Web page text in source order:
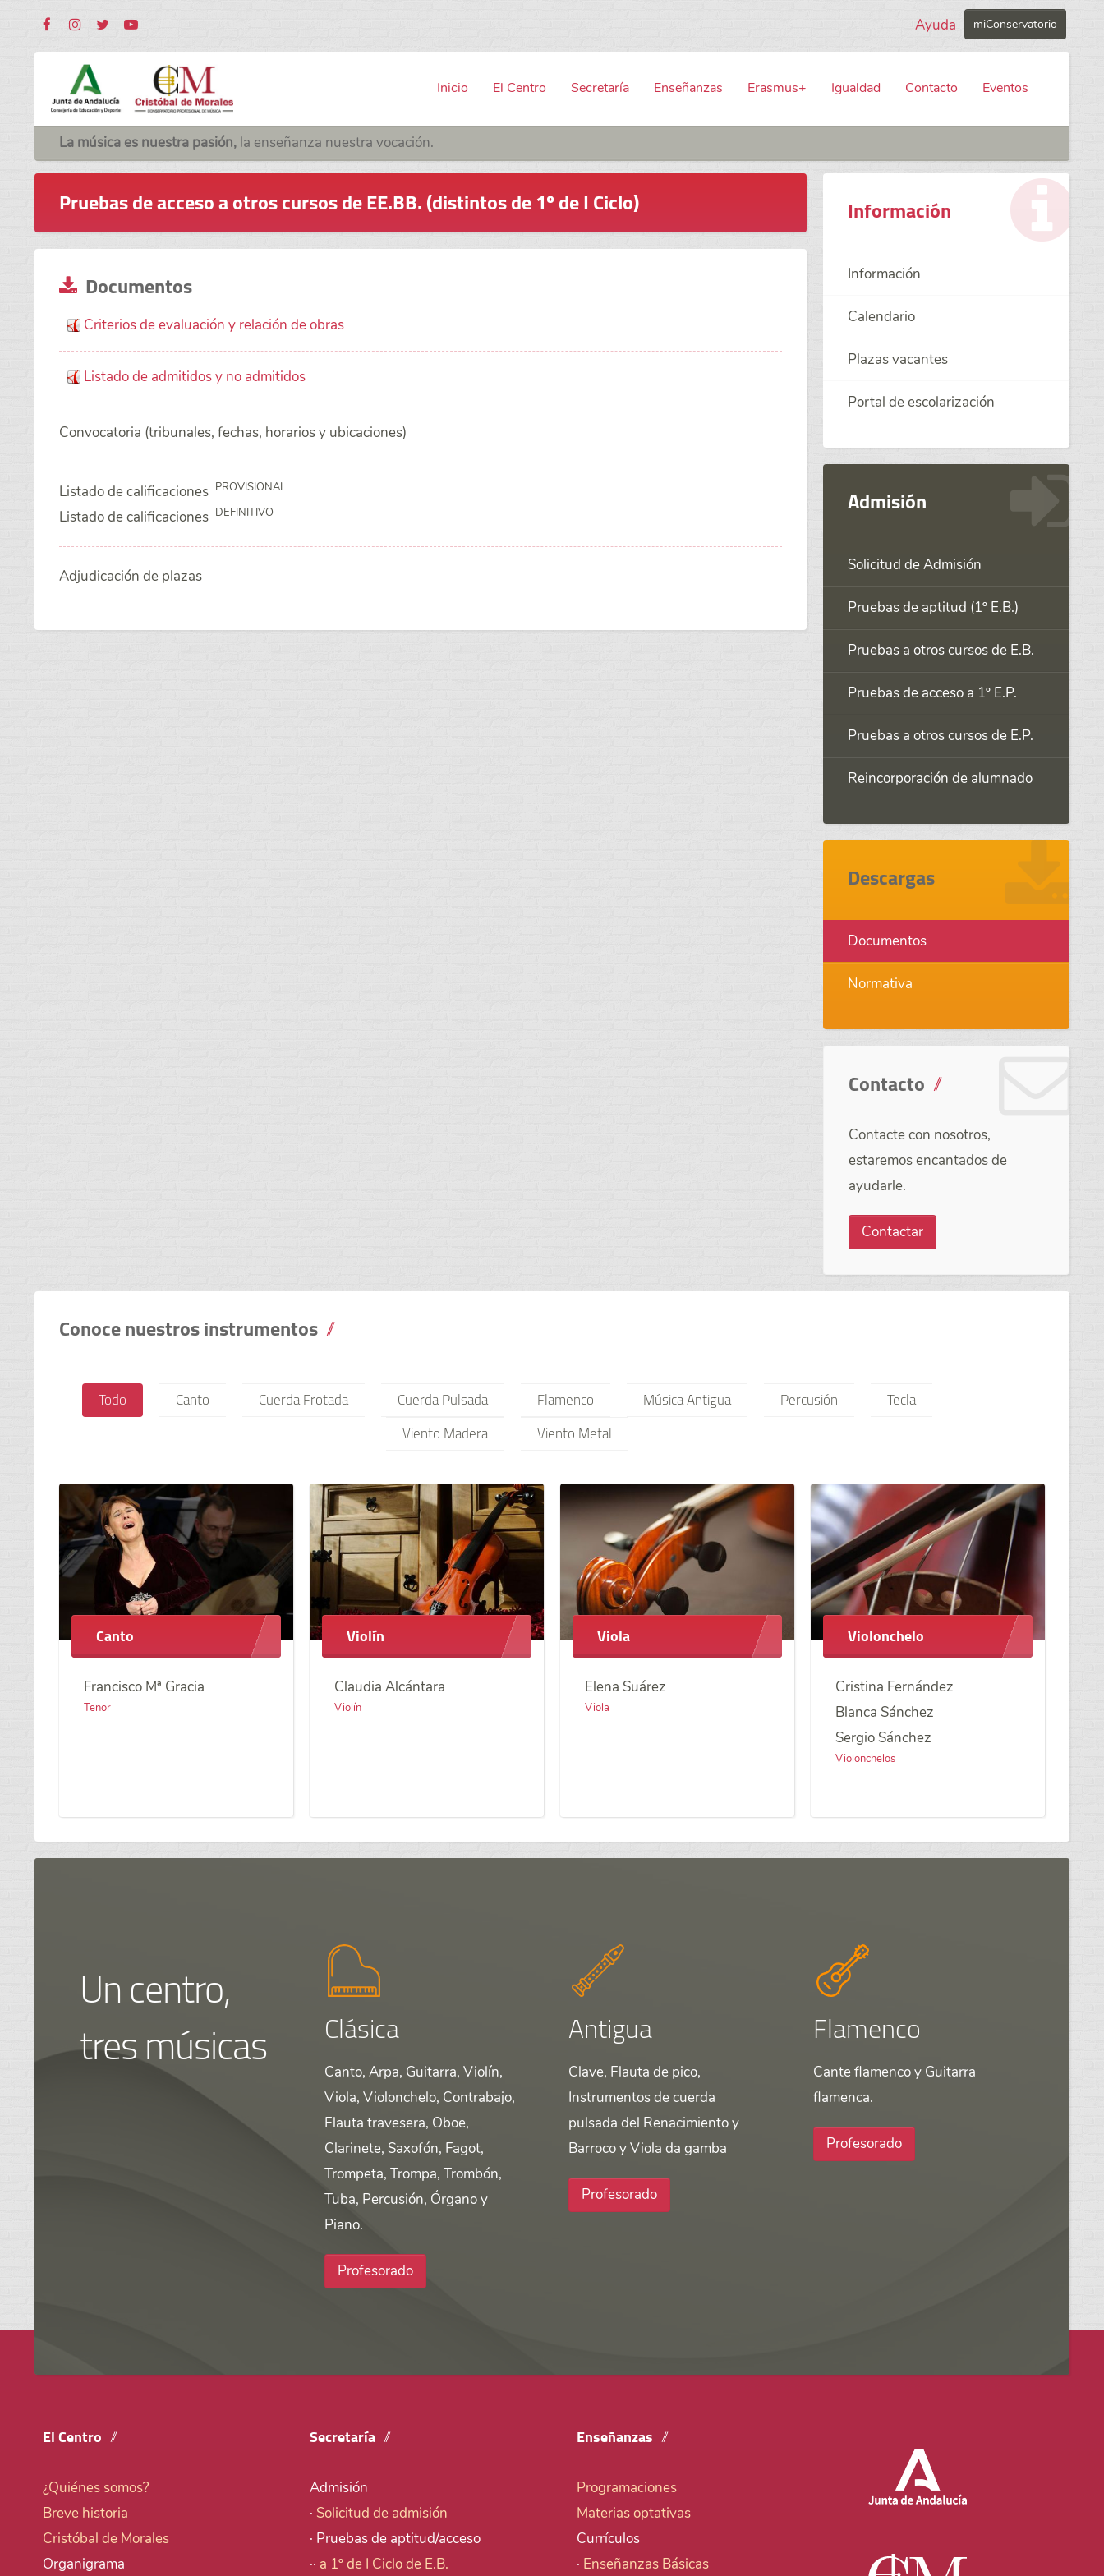
miConservatorio
Ayuda
Inicio El Centro Secretaría Enseñanzas Erasmus+ Igualdad Contacto Eventos
La música es nuestra pasión, la enseñanza nuestra vocación.
Pruebas de acceso a otros cursos de EE.BB. (distintos de 1º de I Ciclo)
Documentos
Criterios de evaluación y relación de obras
Listado de admitidos y no admitidos
Convocatoria (tribunales, fechas, horarios y ubicaciones)
Listado de calificaciones PROVISIONAL
Listado de calificaciones DEFINITIVO
Adjudicación de plazas
Información
Información
Calendario
Plazas vacantes
Portal de escolarización
Admisión
Solicitud de Admisión
Pruebas de aptitud (1º E.B.)
Pruebas a otros cursos de E.B.
Pruebas de acceso a 1º E.P.
Pruebas a otros cursos de E.P.
Reincorporación de alumnado
Descargas
Documentos
Normativa
Contacto
Contacte con nosotros,
estaremos encantados de
ayudarle.
Contactar
Conoce nuestros instrumentos
Todo Canto Cuerda Frotada Cuerda Pulsada Flamenco Música Antigua Percusión
Tecla
Viento Madera
Viento Metal
Canto
Francisco Mª Gracia
Tenor
Violín
Claudia Alcántara
Violín
Viola
Elena Suárez
Viola
Violonchelo
Cristina Fernández
Blanca Sánchez
Sergio Sánchez
Violonchelos
Un centro,
tres músicas
Clásica
Canto, Arpa, Guitarra, Violín,
Viola, Violonchelo, Contrabajo,
Flauta travesera, Oboe,
Clarinete, Saxofón, Fagot,
Trompeta, Trompa, Trombón,
Tuba, Percusión, Órgano y
Piano.
Profesorado
Antigua
Clave, Flauta de pico,
Instrumentos de cuerda
pulsada del Renacimiento y
Barroco y Viola da gamba
Profesorado
Flamenco
Cante flamenco y Guitarra
flamenca.
Profesorado
El Centro
¿Quiénes somos?
Breve historia
Cristóbal de Morales
Organigrama
Secretaría
Admisión
· Solicitud de admisión
· Pruebas de aptitud/acceso
·· a 1º de I Ciclo de E.B.
Enseñanzas
Programaciones
Materias optativas
Currículos
· Enseñanzas Básicas